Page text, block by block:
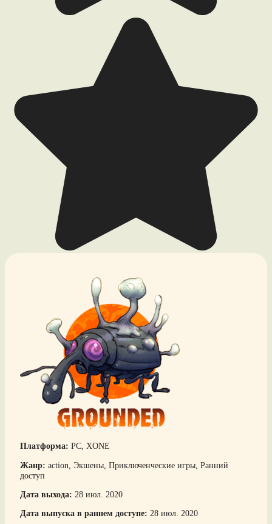
Платформа: PC, XONE
Жанр: action, Экшены, Приключенческие игры, Ранний
доступ
Дата выхода: 28 июл. 2020
Дата выпуска в раннем доступе: 28 июл. 2020